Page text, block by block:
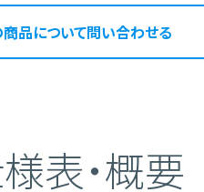
商品について問い合わせる
表・概要